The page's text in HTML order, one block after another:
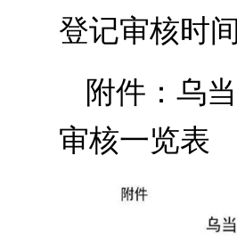
登记审核时
附件：乌
审核一览表